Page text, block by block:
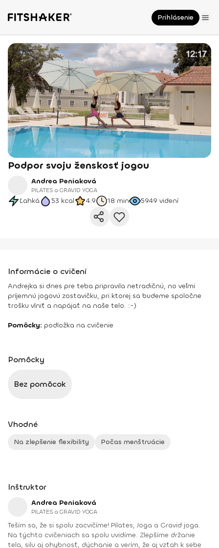
Prihlásenie
Podpor svoju ženskosť jogou
Andrea Peniaková
PILATES a GRAVID YOGA
Ľahká 53 kcal 4.9 18 min 5949 videní
Informácie o cvičení
Andrejka si dnes pre teba pripravila netradičnú, no veľmi
príjemnú jogovú zostavičku, pri ktorej sa budeme spoločne
trošku vlniť a napájať na naše telo. :-)
Pomôcky: podložka na cvičenie
Pomôcky
Bez pomôcok
Vhodné
Na zlepšenie flexibility Počas menštruácie
Inštruktor
Andrea Peniaková
PILATES a GRAVID YOGA
Teším sa, že si spolu zacvičíme! Pilates, Joga a Gravid joga.
Na týchto cvičeniach sa spolu uvidíme. Zlepšíme držanie
tela, silu aj ohybnosť, dýchanie a verím, že aj vzťah k sebe